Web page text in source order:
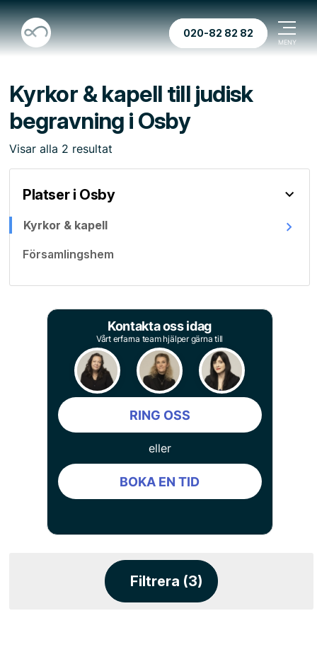
020-82 82 82
Kyrkor & kapell till judisk
begravning i Osby
Visar alla 2 resultat
Platser i Osby
Kyrkor & kapell
Församlingshem
Kontakta oss idag
Vårt erfarna team hjälper gärna till
RING OSS
eller
BOKA EN TID
Filtrera (3)